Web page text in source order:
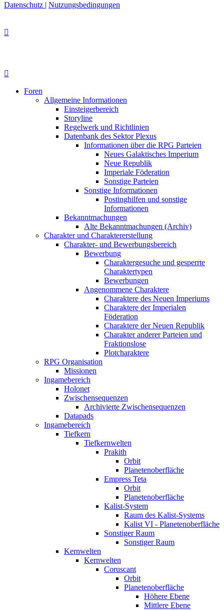
Datenschutz | Nutzungsbedingungen
Foren
Allgemeine Informationen
Einsteigerbereich
Storyline
Regelwerk und Richtlinien
Datenbank des Sektor Plexus
Informationen über die RPG Parteien
Neues Galaktisches Imperium
Neue Republik
Imperiale Föderation
Sonstige Parteien
Sonstige Informationen
Postinghilfen und sonstige
Informationen
Bekanntmachungen
Alte Bekanntmachungen (Archiv)
Charakter und Charaktererstellung
Charakter- und Bewerbungsbereich
Bewerbung
Charaktergesuche und gesperrte
Charaktertypen
Bewerbungen
Angenommene Charaktere
Charaktere des Neuen Imperiums
Charaktere der Imperialen
Föderation
Charaktere der Neuen Republik
Charakter anderer Parteien und
Fraktionslose
Plotcharaktere
RPG Organisation
Missionen
Ingamebereich
Holonet
Zwischensequenzen
Archivierte Zwischensequenzen
Datapads
Ingamebereich
Tiefkern
Tiefkernwelten
Prakith
Orbit
Planetenoberfläche
Empress Teta
Orbit
Planetenoberfläche
Kalist-System
Raum des Kalist-Systems
Kalist VI - Planetenoberfläche
Sonstiger Raum
Sonstiger Raum
Kernwelten
Kernwelten
Coruscant
Orbit
Planetenoberfläche
Höhere Ebene
Mittlere Ebene